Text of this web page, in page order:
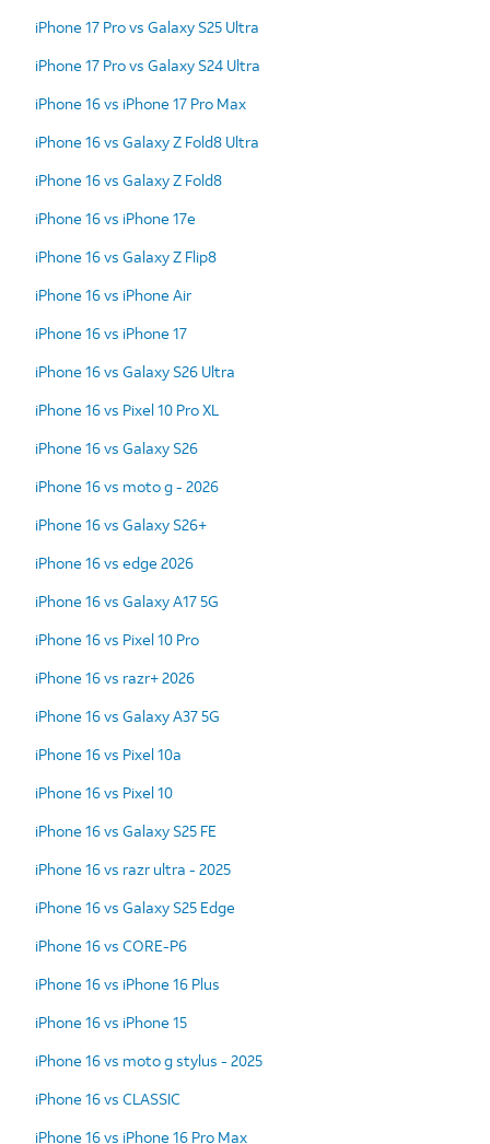
iPhone 17 Pro vs Galaxy S25 Ultra
iPhone 17 Pro vs Galaxy S24 Ultra
iPhone 16 vs iPhone 17 Pro Max
iPhone 16 vs Galaxy Z Fold8 Ultra
iPhone 16 vs Galaxy Z Fold8
iPhone 16 vs iPhone 17e
iPhone 16 vs Galaxy Z Flip8
iPhone 16 vs iPhone Air
iPhone 16 vs iPhone 17
iPhone 16 vs Galaxy S26 Ultra
iPhone 16 vs Pixel 10 Pro XL
iPhone 16 vs Galaxy S26
iPhone 16 vs moto g - 2026
iPhone 16 vs Galaxy S26+
iPhone 16 vs edge 2026
iPhone 16 vs Galaxy A17 5G
iPhone 16 vs Pixel 10 Pro
iPhone 16 vs razr+ 2026
iPhone 16 vs Galaxy A37 5G
iPhone 16 vs Pixel 10a
iPhone 16 vs Pixel 10
iPhone 16 vs Galaxy S25 FE
iPhone 16 vs razr ultra - 2025
iPhone 16 vs Galaxy S25 Edge
iPhone 16 vs CORE-P6
iPhone 16 vs iPhone 16 Plus
iPhone 16 vs iPhone 15
iPhone 16 vs moto g stylus - 2025
iPhone 16 vs CLASSIC
iPhone 16 vs iPhone 16 Pro Max